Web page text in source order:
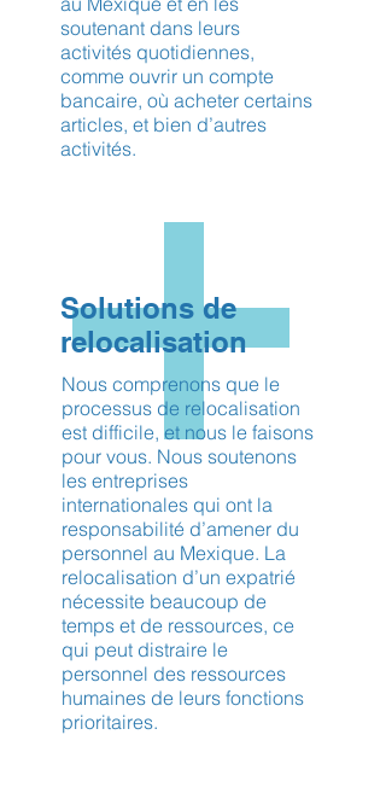
soutenant dans leurs
activités quotidiennes,
comme ouvrir un compte
bancaire, où acheter certains
articles, et bien d’autres
activités.
Solutions de
relocalisation
Nous comprenons que le
processus de relocalisation
est difficile, et nous le faisons
pour vous. Nous soutenons
les entreprises
internationales qui ont la
responsabilité d’amener du
personnel au Mexique. La
relocalisation d’un expatrié
nécessite beaucoup de
temps et de ressources, ce
qui peut distraire le
personnel des ressources
humaines de leurs fonctions
prioritaires.